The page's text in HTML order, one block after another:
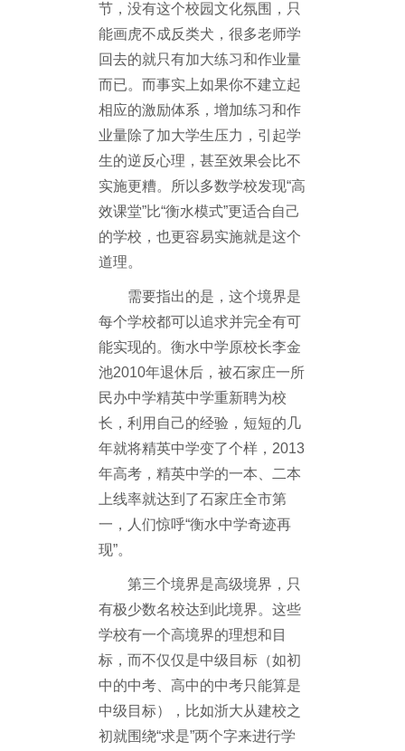
节，没有这个校园文化氛围，只
能画虎不成反类犬，很多老师学
回去的就只有加大练习和作业量
而已。而事实上如果你不建立起
相应的激励体系，增加练习和作
业量除了加大学生压力，引起学
生的逆反心理，甚至效果会比不
实施更糟。所以多数学校发现“高
效课堂”比“衡水模式”更适合自己
的学校，也更容易实施就是这个
道理。
需要指出的是，这个境界是
每个学校都可以追求并完全有可
能实现的。衡水中学原校长李金
池2010年退休后，被石家庄一所
民办中学精英中学重新聘为校
长，利用自己的经验，短短的几
年就将精英中学变了个样，2013
年高考，精英中学的一本、二本
上线率就达到了石家庄全市第
一，人们惊呼“衡水中学奇迹再
现”。
第三个境界是高级境界，只
有极少数名校达到此境界。这些
学校有一个高境界的理想和目
标，而不仅仅是中级目标（如初
中的中考、高中的中考只能算是
中级目标），比如浙大从建校之
初就围绕“求是”两个字来进行学